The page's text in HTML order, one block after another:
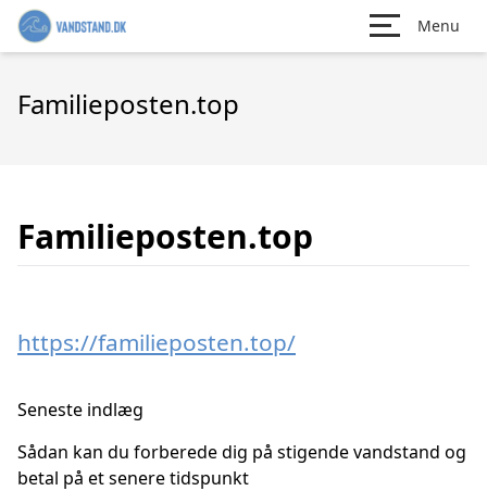
Menu
Familieposten.top
Familieposten.top
https://familieposten.top/
Seneste indlæg
Sådan kan du forberede dig på stigende vandstand og
betal på et senere tidspunkt